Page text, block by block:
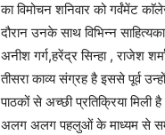
का विमोचन शनिवार को गर्वंमेंट
दौरान उनके साथ विभिन्न
अनीश गर्ग,हरेंद्र सिन्हा , राजेश
तीसरा काव्य संग्रह है इससे पूर्व
पाठकों से अच्छी प्रतिक्रिया मिली
अलग अलग पहलुओं के माध्यम से